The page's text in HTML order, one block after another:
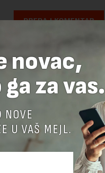
novac,
za vas.
NOVE
U VAŠ MEJL.